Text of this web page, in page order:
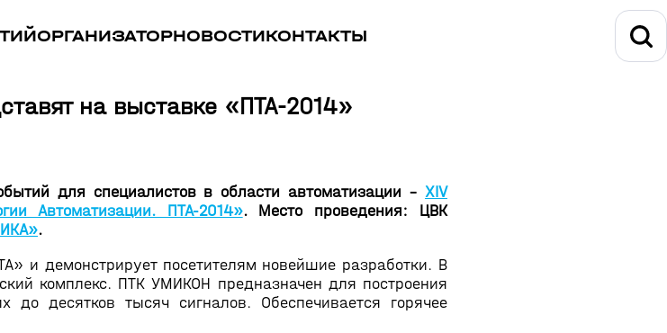
ОРГАНИЗАТОРНОВОСТИКОНТАКТЫ
на выставке «ПТА-2014»
для специалистов в области автоматизации - XIV
Автоматизации. ПТА-2014». Место проведения: ЦВК
.
и демонстрирует посетителям новейшие разработки. В
комплекс. ПТК УМИКОН предназначен для построения
десятков тысяч сигналов. Обеспечивается горячее